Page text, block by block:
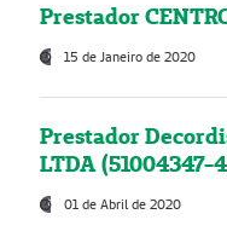
Prestador
15 de Janeiro de 2020
Prestador
LTDA (51004347-
01 de Abril de 2020